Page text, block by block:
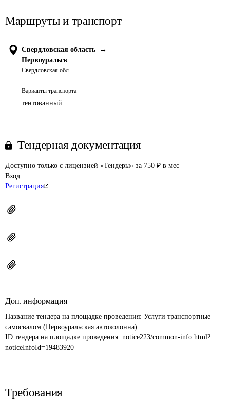
Маршруты и транспорт
Свердловская область
→
Первоуральск
Свердловская обл.
Варианты транспорта
тентованный
Тендерная документация
Доступно только с лицензией «Тендеры» за 750 ₽ в мес
Вход
Регистрация
Доп. информация
Название тендера на площадке проведения: Услуги транспортные
самосвалом (Первоуральская автоколонна)
ID тендера на площадке проведения: notice223/common-info.html?
noticeInfoId=19483920
Требования